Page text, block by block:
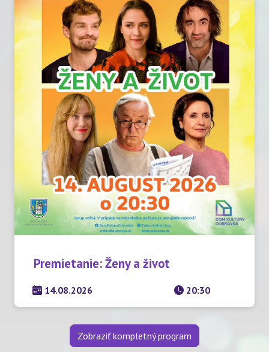
Premietanie: Ženy a život
14.08.2026 20:30
Zobraziť kompletný program